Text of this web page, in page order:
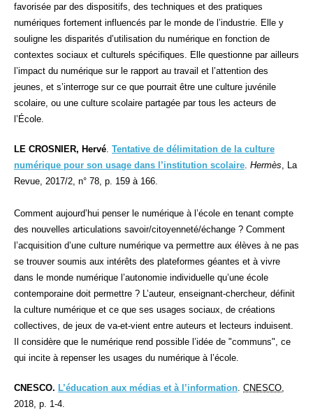
favorisée par des dispositifs, des techniques et des pratiques
numériques fortement influencés par le monde de l’industrie. Elle y
souligne les disparités d’utilisation du numérique en fonction de
contextes sociaux et culturels spécifiques. Elle questionne par ailleurs
l’impact du numérique sur le rapport au travail et l’attention des
jeunes, et s’interroge sur ce que pourrait être une culture juvénile
scolaire, ou une culture scolaire partagée par tous les acteurs de
l’École.
LE CROSNIER, Hervé Tentative de délimitation de la culture
numérique pour son usage dans l’institution scolaire Hermès , La
Revue, 2017/2, n° 78, p. 159 à 166.
Comment aujourd’hui penser le numérique à l’école en tenant compte
des nouvelles articulations savoir/citoyenneté/échange ? Comment
l’acquisition d’une culture numérique va permettre aux élèves à ne pas
se trouver soumis aux intérêts des plateformes géantes et à vivre
dans le monde numérique l’autonomie individuelle qu’une école
contemporaine doit permettre ? L’auteur, enseignant-chercheur, définit
la culture numérique et ce que ses usages sociaux, de créations
collectives, de jeux de va-et-vient entre auteurs et lecteurs induisent.
Il considère que le numérique rend possible l’idée de "communs", ce
qui incite à repenser les usages du numérique à l’école.
CNESCO. L’éducation aux médias et à l’information CNESCO
2018, p. 1-4.